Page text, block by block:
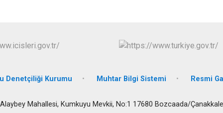
Denetçiliği Kurumu Muhtar Bilgi Sistemi Resmi
Alaybey Mahallesi, Kumkuyu Mevkii, No:1 17680 Bozcaada/Çanakkale